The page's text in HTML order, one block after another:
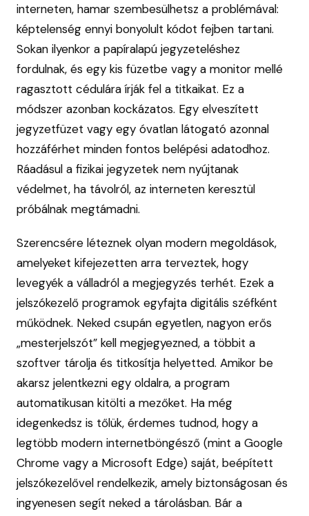
interneten, hamar szembesülhetsz a problémával:
képtelenség ennyi bonyolult kódot fejben tartani.
Sokan ilyenkor a papíralapú jegyzeteléshez
fordulnak, és egy kis füzetbe vagy a monitor mellé
ragasztott cédulára írják fel a titkaikat. Ez a
módszer azonban kockázatos. Egy elveszített
jegyzetfüzet vagy egy óvatlan látogató azonnal
hozzáférhet minden fontos belépési adatodhoz.
Ráadásul a fizikai jegyzetek nem nyújtanak
védelmet, ha távolról, az interneten keresztül
próbálnak megtámadni.
Szerencsére léteznek olyan modern megoldások,
amelyeket kifejezetten arra terveztek, hogy
levegyék a válladról a megjegyzés terhét. Ezek a
jelszókezelő programok egyfajta digitális széfként
működnek. Neked csupán egyetlen, nagyon erős
„mesterjelszót” kell megjegyezned, a többit a
szoftver tárolja és titkosítja helyetted. Amikor be
akarsz jelentkezni egy oldalra, a program
automatikusan kitölti a mezőket. Ha még
idegenkedsz is tőlük, érdemes tudnod, hogy a
legtöbb modern internetböngésző (mint a Google
Chrome vagy a Microsoft Edge) saját, beépített
jelszókezelővel rendelkezik, amely biztonságosan és
ingyenesen segít neked a tárolásban. Bár a